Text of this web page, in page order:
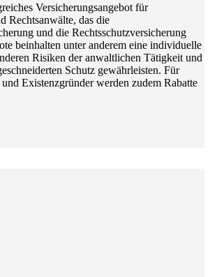
Versicherungsangebot für
Rechtsanwälte, das die
und die Rechtsschutzversicherung
beinhalten unter anderem eine individuelle
Risiken der anwaltlichen Tätigkeit und
Schutz gewährleisten. Für
Existenzgründer werden zudem Rabatte